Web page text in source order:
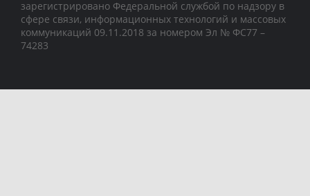
зарегистрировано Федеральной службой по надзору в
сфере связи, информационных технологий и массовых
коммуникаций 09.11.2018 за номером Эл № ФС77 –
74283